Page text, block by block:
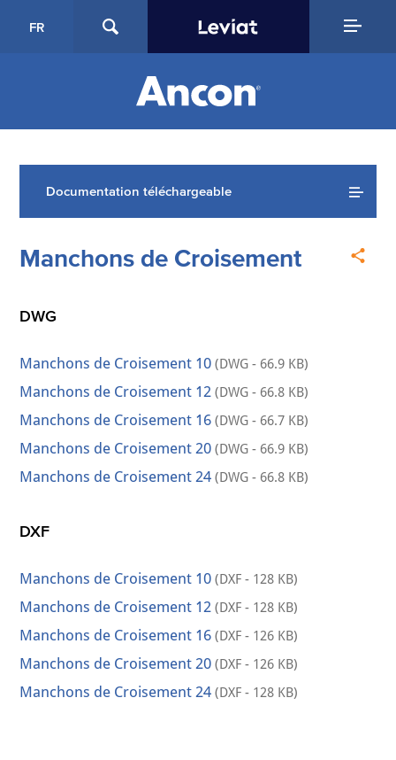
FR
Documentation téléchargeable
Manchons de Croisement
DWG
Manchons de Croisement 10 (DWG - 66.9 KB)
Manchons de Croisement 12 (DWG - 66.8 KB)
Manchons de Croisement 16 (DWG - 66.7 KB)
Manchons de Croisement 20 (DWG - 66.9 KB)
Manchons de Croisement 24 (DWG - 66.8 KB)
DXF
Manchons de Croisement 10 (DXF - 128 KB)
Manchons de Croisement 12 (DXF - 128 KB)
Manchons de Croisement 16 (DXF - 126 KB)
Manchons de Croisement 20 (DXF - 126 KB)
Manchons de Croisement 24 (DXF - 128 KB)